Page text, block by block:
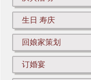
生日 寿庆
回娘家策划
订婚宴